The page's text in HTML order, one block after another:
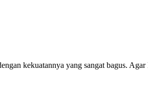
kekuatannya yang sangat bagus.